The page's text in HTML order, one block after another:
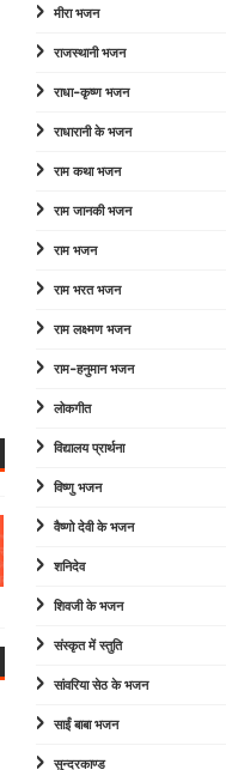
मीरा भजन
राजस्थानी भजन
राधा-कृष्ण भजन
राधारानी के भजन
राम कथा भजन
राम जानकी भजन
राम भजन
राम भरत भजन
राम लक्ष्मण भजन
राम-हनुमान भजन
लोकगीत
विद्यालय प्रार्थना
विष्णु भजन
वैष्णो देवी के भजन
शनिदेव
शिवजी के भजन
संस्कृत में स्तुति
सांवरिया सेठ के भजन
साईं बाबा भजन
सुन्दरकाण्ड